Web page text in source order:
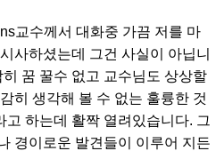
교수께서 대화중 가끔 저를 마
사하셨는데 그건 사실이 아닙니
꿈 꿀수 없고 교수님도 상상할
히 생각해 볼 수 없는 훌륭한 것
고 하는데 활짝 열려있습니다. 그
경이로운 발견들이 이루어 지든